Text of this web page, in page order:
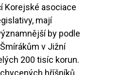
Korejské asociace
mají
by podle
v Jižní
200 tisíc korun.
hříšníků.